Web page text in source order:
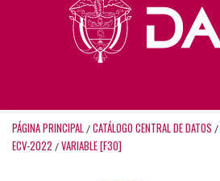
PÁGINA PRINCIPAL / CATÁLOGO CENTRAL DE DATOS /
ECV-2022 / VARIABLE [F30]